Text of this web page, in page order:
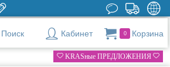
Поиск Кабинет 0 Корзина
KRASные ПРЕДЛОЖЕНИЯ